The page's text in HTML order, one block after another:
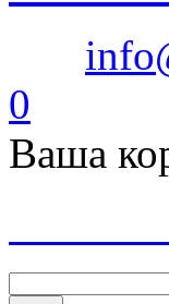
0
Ваша